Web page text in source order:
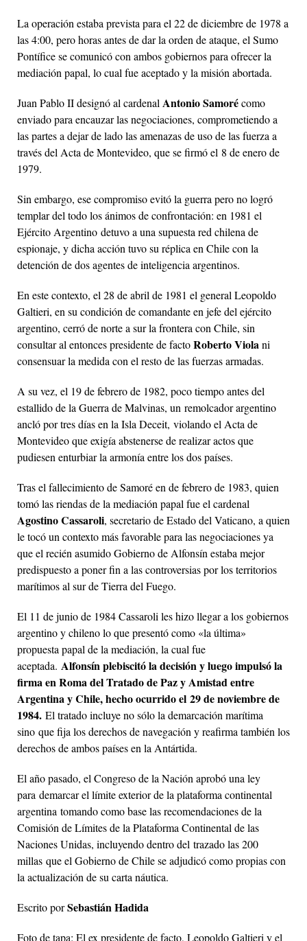
La operación estaba prevista para el 22 de diciembre de 1978 a
las 4:00, pero horas antes de dar la orden de ataque, el Sumo
Pontífice se comunicó con ambos gobiernos para ofrecer la
mediación papal, lo cual fue aceptado y la misión abortada.
Juan Pablo II designó al cardenal Antonio Samorécomo
enviado para encauzar las negociaciones, comprometiendo a
las partes a dejar de lado las amenazas de uso de las fuerza a
través del Acta de Montevideo, que se firmó el 8 de enero de
1979.
Sin embargo, ese compromiso evitó la guerra pero no logró
templar del todo los ánimos de confrontación: en 1981 el
Ejército Argentino detuvo a una supuesta red chilena de
espionaje, y dicha acción tuvo su réplica en Chile con la
detención de dos agentes de inteligencia argentinos.
En este contexto, el 28 de abril de 1981 el general Leopoldo
Galtieri, en su condición de comandante en jefe del ejército
argentino, cerró de norte a sur la frontera con Chile, sin
consultar al entonces presidente de factoRoberto Violani
consensuar la medida con el resto de las fuerzas armadas.
A su vez, el 19 de febrero de 1982, poco tiempo antes del
estallido de la Guerra de Malvinas, un remolcador argentino
ancló por tres días en la Isla Deceit, violando el Acta de
Montevideo que exigía abstenerse de realizar actos que
pudiesen enturbiar la armonía entre los dos países.​
Tras el fallecimiento de Samoré en de febrero de 1983, quien
tomó las riendas de la mediación papal fue el cardenal
Agostino Cassaroli, secretario de Estado del Vaticano, a quien
le tocó un contexto más favorable para las negociaciones ya
que el recién asumido Gobierno de Alfonsín estaba mejor
predispuesto a poner fin a las controversias por los territorios
marítimos al sur de Tierra del Fuego.
El 11 de junio de 1984 Cassaroli les hizo llegar a los gobiernos
argentino y chileno lo que presentó como «la última»
propuesta papal de la mediación, la cual fue
aceptada. Alfonsín plebiscitó la decisión y luego impulsó la
firma en Roma del Tratado de Paz y Amistad entre
Argentina y Chile, hecho ocurrido el 29 de noviembre de
1984. El tratado incluye no sólo la demarcación marítima
sino que fija los derechos de navegación y reafirma también los
derechos de ambos países en la Antártida.
El año pasado, el Congreso de la Nación aprobó una ley
para demarcar el límite exterior de la plataforma continental
argentina tomando como base las recomendaciones de la
Comisión de Límites de la Plataforma Continental de las
Naciones Unidas, incluyendo dentro del trazado las 200
millas que el Gobierno de Chile se adjudicó como propias con
la actualización de su carta náutica.
Escrito porSebastián Hadida
Foto de tapa: El ex presidente de facto, Leopoldo Galtieri y el